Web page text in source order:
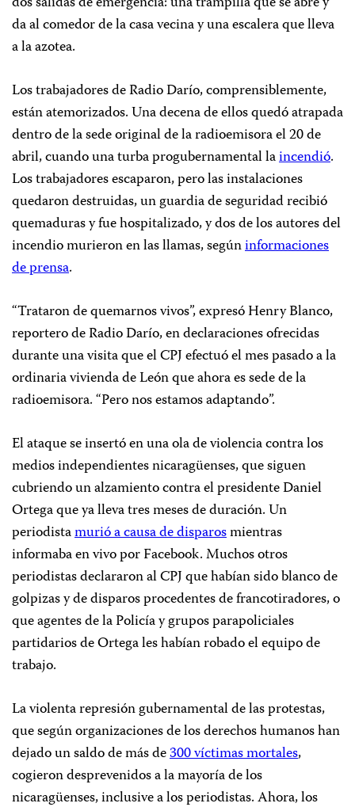
da al comedor de la casa vecina y una escalera que lleva
a la azotea.
Los trabajadores de Radio Darío, comprensiblemente,
están atemorizados. Una decena de ellos quedó atrapada
dentro de la sede original de la radioemisora el 20 de
abril, cuando una turba progubernamental laincendió.
Los trabajadores escaparon, pero las instalaciones
quedaron destruidas, un guardia de seguridad recibió
quemaduras y fue hospitalizado, y dos de los autores del
incendio murieron en las llamas, segúninformaciones
de prensa.
“Trataron de quemarnos vivos”, expresó Henry Blanco,
reportero de Radio Darío, en declaraciones ofrecidas
durante una visita que el CPJ efectuó el mes pasado a la
ordinaria vivienda de León que ahora es sede de la
radioemisora. “Pero nos estamos adaptando”.
El ataque se insertó en una ola de violencia contra los
medios independientes nicaragüenses, que siguen
cubriendo un alzamiento contra el presidente Daniel
Ortega que ya lleva tres meses de duración. Un
periodistamurió a causa de disparosmientras
informaba en vivo por Facebook. Muchos otros
periodistas declararon al CPJ que habían sido blanco de
golpizas y de disparos procedentes de francotiradores, o
que agentes de la Policía y grupos parapoliciales
partidarios de Ortega les habían robado el equipo de
trabajo.
La violenta represión gubernamental de las protestas,
que según organizaciones de los derechos humanos han
dejado un saldo de más de300 víctimas mortales,
cogieron desprevenidos a la mayoría de los
nicaragüenses, inclusive a los periodistas. Ahora, los